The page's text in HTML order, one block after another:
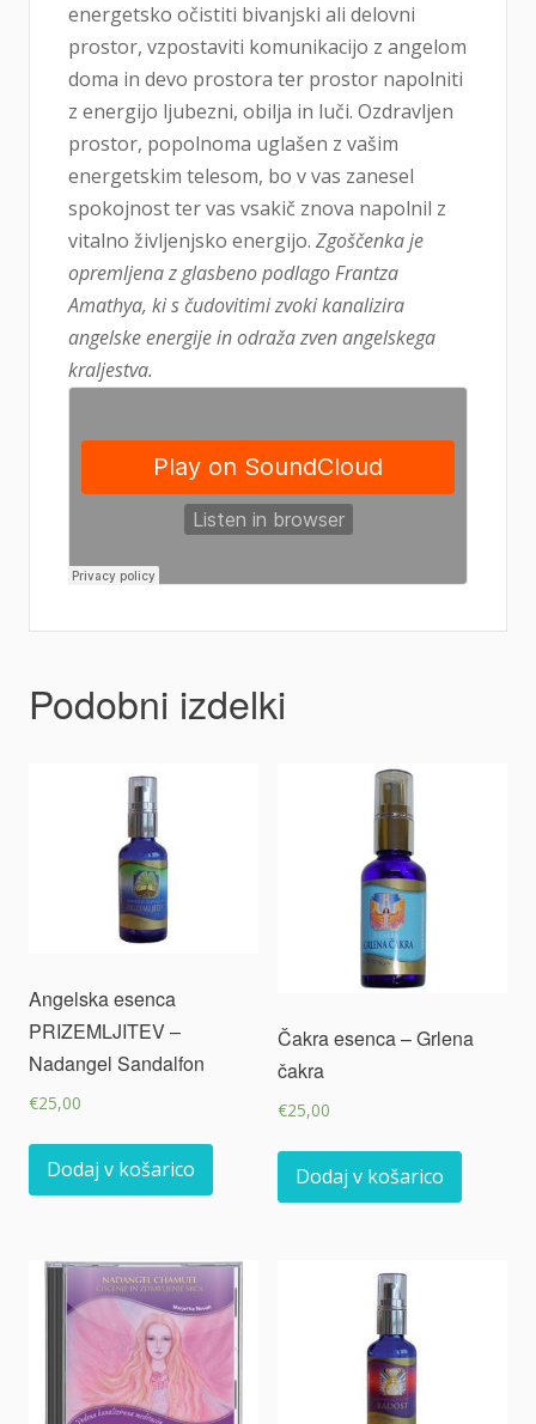
energetsko očistiti bivanjski ali delovni
prostor, vzpostaviti komunikacijo z angelom
doma in devo prostora ter prostor napolniti
z energijo ljubezni, obilja in luči. Ozdravljen
prostor, popolnoma uglašen z vašim
energetskim telesom, bo v vas zanesel
spokojnost ter vas vsakič znova napolnil z
vitalno življenjsko energijo. Zgoščenka je
opremljena z glasbeno podlago Frantza
Amathya, ki s čudovitimi zvoki kanalizira
angelske energije in odraža zven angelskega
kraljestva.
Podobni izdelki
Angelska esenca
PRIZEMLJITEV –
Nadangel Sandalfon
€25,00
Dodaj v košarico
Čakra esenca – Grlena
čakra
€25,00
Dodaj v košarico